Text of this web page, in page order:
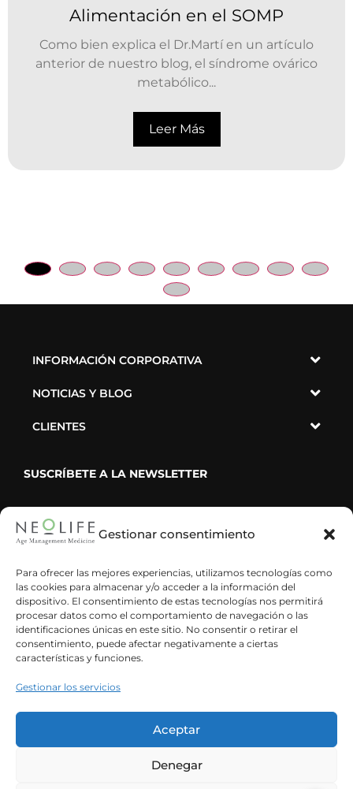
Gestionar consentimiento
Para ofrecer las mejores experiencias, utilizamos tecnologías como
las cookies para almacenar y/o acceder a la información del
dispositivo. El consentimiento de estas tecnologías nos permitirá
procesar datos como el comportamiento de navegación o las
identificaciones únicas en este sitio. No consentir o retirar el
consentimiento, puede afectar negativamente a ciertas
características y funciones.
Gestionar los servicios
Aceptar
Denegar
Alimentación en el SOMP
Como bien explica el Dr.Martí en un artículo
anterior de nuestro blog, el síndrome ovárico
metabólico...
Leer Más
INFORMACIÓN CORPORATIVA
NOTICIAS Y BLOG
CLIENTES
SUSCRÍBETE A LA NEWSLETTER